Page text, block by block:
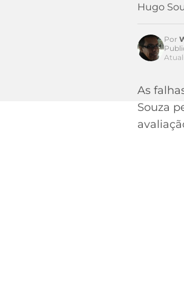
Hugo
Acesse o perfil do autor
Por
As
Souza